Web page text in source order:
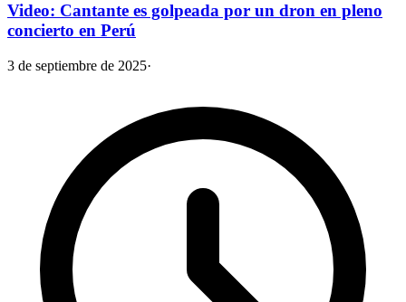
Video: Cantante es golpeada por un dron en pleno
concierto en Perú
3 de septiembre de 2025·